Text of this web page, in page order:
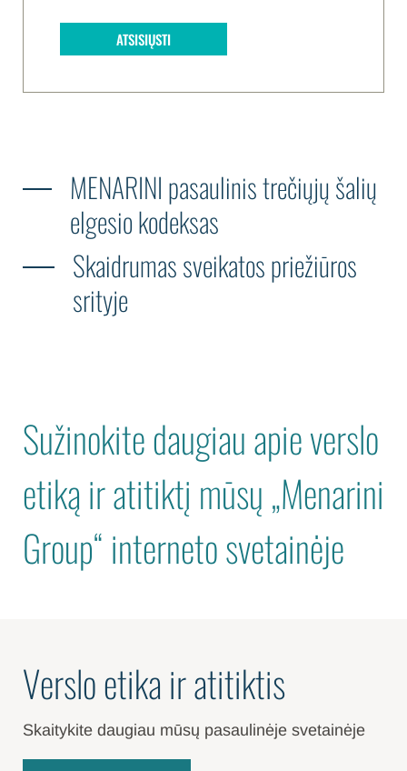
ATSISIŲSTI
MENARINI pasaulinis trečiųjų šalių
elgesio kodeksas
Skaidrumas sveikatos priežiūros
srityje
Sužinokite daugiau apie verslo
etiką ir atitiktį mūsų „Menarini
Group“ interneto svetainėje
Verslo etika ir atitiktis
Skaitykite daugiau mūsų pasaulinėje svetainėje